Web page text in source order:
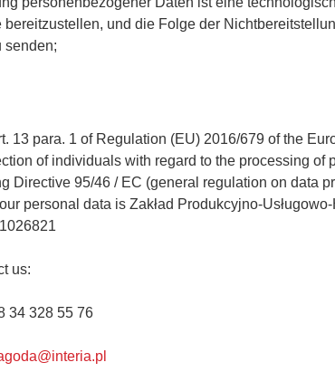
bereitzustellen, und die Folge der
senden;
13 para. 1 of Regulation (EU) 2016/679 of the
of individuals with regard to the processing of
Directive 95/46 / EC (general regulation on data
personal data is Zakład Produkcyjno-
us:
34 328 55 76